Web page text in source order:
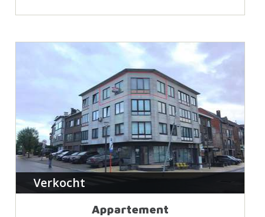
Verkocht
Appartement